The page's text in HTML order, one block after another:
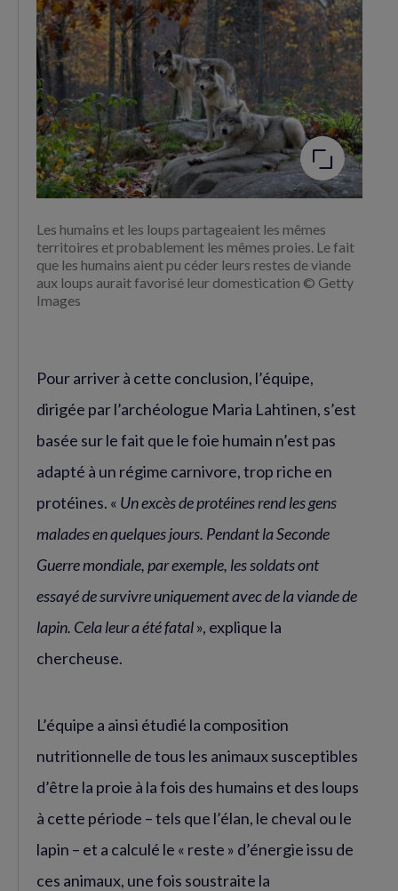
Agrandir
l'image
Les humains et les loups partageaient les mêmes
territoires et probablement les mêmes proies. Le fait
que les humains aient pu céder leurs restes de viande
aux loups aurait favorisé leur domestication © Getty
Images
Pour arriver à cette conclusion, l’équipe,
dirigée par l’archéologue Maria Lahtinen, s’est
basée sur le fait que le foie humain n’est pas
adapté à un régime carnivore, trop riche en
protéines. « Un excès de protéines rend les gens
malades en quelques jours. Pendant la Seconde
Guerre mondiale, par exemple, les soldats ont
essayé de survivre uniquement avec de la viande de
lapin. Cela leur a été fatal», explique la
chercheuse.
L’équipe a ainsi étudié la composition
nutritionnelle de tous les animaux susceptibles
d’être la proie à la fois des humains et des loups
à cette période – tels que l’élan, le cheval ou le
lapin – et a calculé le « reste » d’énergie issu de
ces animaux, une fois soustraite la